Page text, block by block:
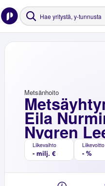
Eila
Nygren
Metsänhoito
Liikevaihto
- milj. €
Liikevoitto
- %